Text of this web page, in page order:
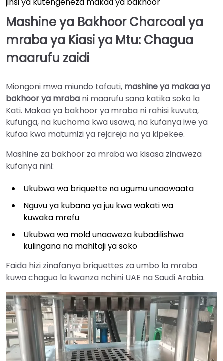
jinsi ya kutengeneza makaa ya bakhoor
Mashine ya Bakhoor Charcoal ya
mraba ya Kiasi ya Mtu: Chagua
maarufu zaidi
Miongoni mwa miundo tofauti, mashine ya makaa ya
bakhoor ya mraba ni maarufu sana katika soko la
Kati. Makaa ya bakhoor ya mraba ni rahisi kuvuta,
kufunga, na kuchoma kwa usawa, na kufanya iwe ya
kufaa kwa matumizi ya rejareja na ya kipekee.
Mashine za bakhoor za mraba wa kisasa zinaweza
kufanya nini:
Ukubwa wa briquette na ugumu unaowaata
Nguvu ya kubana ya juu kwa wakati wa
kuwaka mrefu
Ukubwa wa mold unaoweza kubadilishwa
kulingana na mahitaji ya soko
Faida hizi zinafanya briquettes za umbo la mraba
kuwa chaguo la kwanza nchini UAE na Saudi Arabia.